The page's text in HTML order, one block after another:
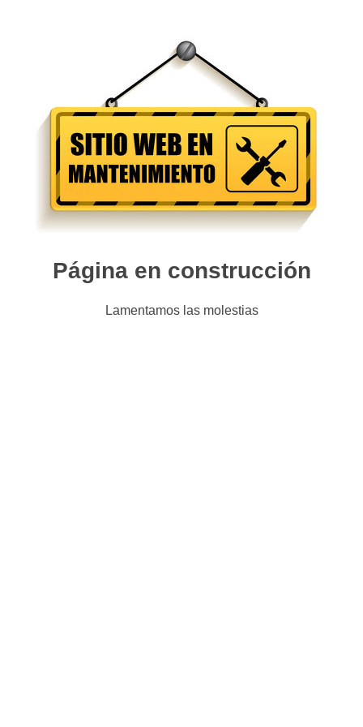
Página en construcción
Lamentamos las molestias